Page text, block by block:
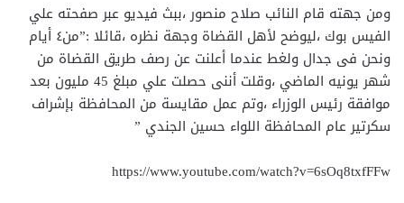
ومن جهته قام النائب صلاح منصور ،ببث فيديو عبر صفحته علي
الفيس بوك ،ليوضح لأهل القضاة وجهة نظره ،قائلا :”من٤ أيام
ونحن فى جدال ولغط عندما أعلنت عن رصف طريق القضاة من
شهر يونيه الماضي ،وقلت أننى حصلت علي مبلغ 45 مليون بعد
موافقة رئيس الوزراء ،وتم عمل مقايسة من المحافظة بإشراف
سكرتير عام المحافظة اللواء حسين الجندي ”
https://www.youtube.com/watch?v=6sOq8txfFFw